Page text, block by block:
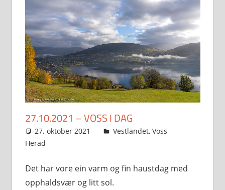
27.10.2021 – VOSS I DAG
27. oktober 2021 Svein
Vestlandet, Voss
Herad
Det har vore ein varm og fin haustdag med
opphaldsvær og litt sol.